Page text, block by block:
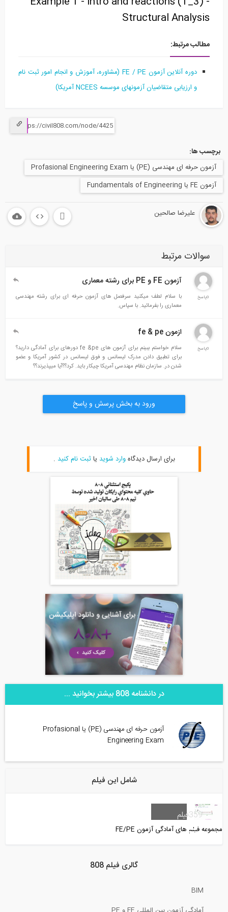
Structural Analysis
مطالب مرتبط:
دوره آنلاین آزمون FE / PE (مشاوره، آموزش و انجام امور ثبت نام
و ارزیابی متقاضیان آزمونهای موسسه NCEES آمریکا)
برچسب ها:
آزمون حرفه ای مهندسی (PE) یا Profasional Engineering Exam
آزمون FE یا Fundamentals of Engineering
علیرضا صالحین
سوالات مرتبط
آزمون FE و PE برای رشته معماری
با سلام لطف میکنید سرفصل های آزمون حرفه ای برای رشته مهندسی
معماری را بفرمائید. با سپاس.
ازمون fe & pe
سلام خواستم ببینم برای آزمون های fe &pe دورهای برای آمادگی دارید؟
برای تطبیق دادن مدرک لیسانس و فوق لیسانس در کشور آمریکا و عضو
شدن در. سازمان نظام مهندسی آمریکا چیکار باید. کرد؟؟آیا میپذیرند؟؟
ورود به بخش پرسش و پاسخ
برای ارسال دیدگاهوارد شویدیاثبت نام کنید.
در دانشنامه 808 بیشتر بخوانید ...
آزمون حرفه ای مهندسی (PE) یا Profasional
Engineering Exam
شامل این فیلم
مجموعه فیلم های آمادگی آزمون FE/PE
359فیلم
گالری فیلم 808
BIM